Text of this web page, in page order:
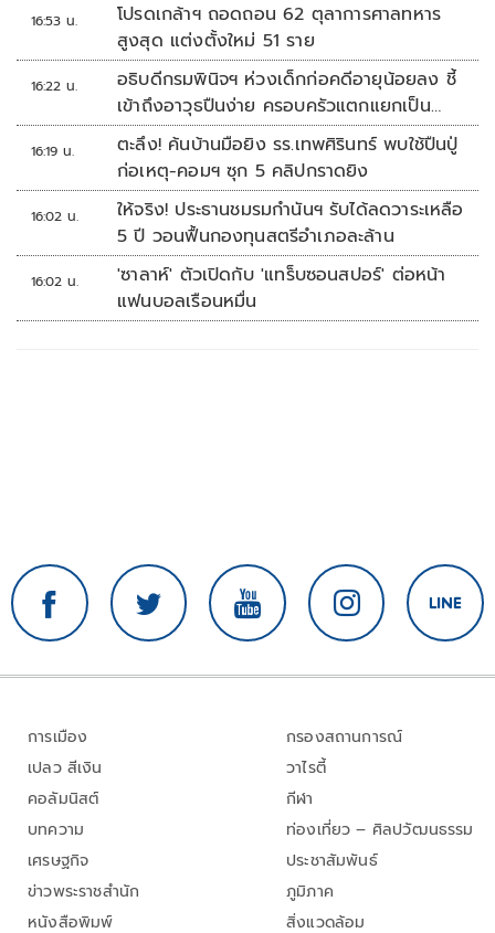
16:53 น.
โปรดเกล้าฯ ถอดถอน 62 ตุลาการศาลทหาร
สูงสุด แต่งตั้งใหม่ 51 ราย
16:22 น.
อธิบดีกรมพินิจฯ ห่วงเด็กก่อคดีอายุน้อยลง ชี้
เข้าถึงอาวุธปืนง่าย ครอบครัวแตกแยกเป็น
ชนวนสำคัญ
16:19 น.
ตะลึง! ค้นบ้านมือยิง รร.เทพศิรินทร์ พบใช้ปืนปู่
ก่อเหตุ-คอมฯ ซุก 5 คลิปกราดยิง
16:02 น.
ให้จริง! ประธานชมรมกำนันฯ รับได้ลดวาระเหลือ
5 ปี วอนฟื้นกองทุนสตรีอำเภอละล้าน
16:02 น.
'ซาลาห์' ตัวเปิดกับ 'แทร็บซอนสปอร์' ต่อหน้า
แฟนบอลเรือนหมื่น
การเมือง
เปลว สีเงิน
คอลัมนิสต์
บทความ
เศรษฐกิจ
ข่าวพระราชสำนัก
หนังสือพิมพ์
กรองสถานการณ์
วาไรตี้
กีฬา
ท่องเที่ยว – ศิลปวัฒนธรรม
ประชาสัมพันธ์
ภูมิภาค
สิ่งแวดล้อม